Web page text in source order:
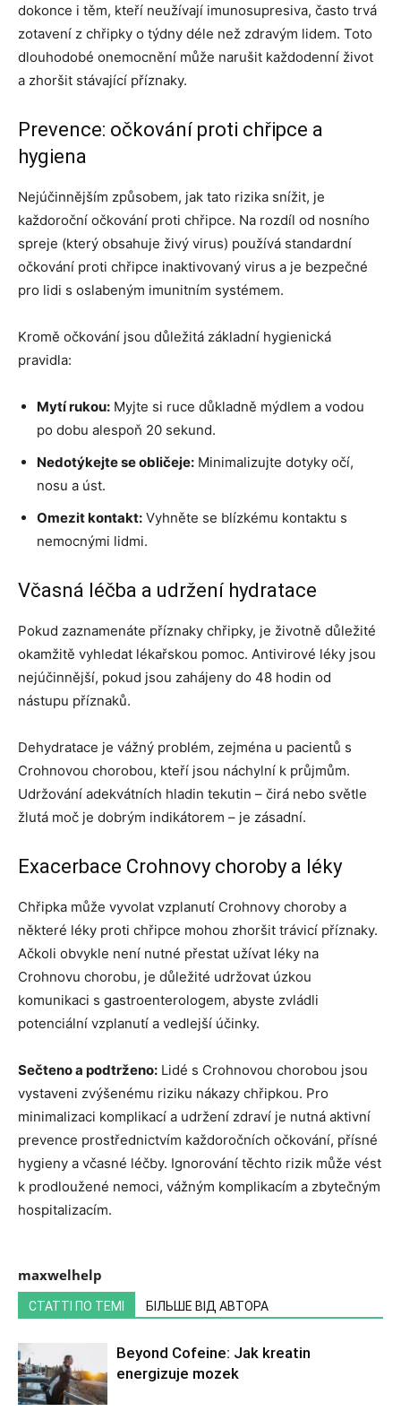
dokonce i těm, kteří neužívají imunosupresiva, často trvá
zotavení z chřipky o týdny déle než zdravým lidem. Toto
dlouhodobé onemocnění může narušit každodenní život
a zhoršit stávající příznaky.
Prevence: očkování proti chřipce a
hygiena
Nejúčinnějším způsobem, jak tato rizika snížit, je
každoroční očkování proti chřipce. Na rozdíl od nosního
spreje (který obsahuje živý virus) používá standardní
očkování proti chřipce inaktivovaný virus a je bezpečné
pro lidi s oslabeným imunitním systémem.
Kromě očkování jsou důležitá základní hygienická
pravidla:
Mytí rukou: Myjte si ruce důkladně mýdlem a vodou
po dobu alespoň 20 sekund.
Nedotýkejte se obličeje: Minimalizujte dotyky očí,
nosu a úst.
Omezit kontakt: Vyhněte se blízkému kontaktu s
nemocnými lidmi.
Včasná léčba a udržení hydratace
Pokud zaznamenáte příznaky chřipky, je životně důležité
okamžitě vyhledat lékařskou pomoc. Antivirové léky jsou
nejúčinnější, pokud jsou zahájeny do 48 hodin od
nástupu příznaků.
Dehydratace je vážný problém, zejména u pacientů s
Crohnovou chorobou, kteří jsou náchylní k průjmům.
Udržování adekvátních hladin tekutin – čirá nebo světle
žlutá moč je dobrým indikátorem – je zásadní.
Exacerbace Crohnovy choroby a léky
Chřipka může vyvolat vzplanutí Crohnovy choroby a
některé léky proti chřipce mohou zhoršit trávicí příznaky.
Ačkoli obvykle není nutné přestat užívat léky na
Crohnovu chorobu, je důležité udržovat úzkou
komunikaci s gastroenterologem, abyste zvládli
potenciální vzplanutí a vedlejší účinky.
Sečteno a podtrženo: Lidé s Crohnovou chorobou jsou
vystaveni zvýšenému riziku nákazy chřipkou. Pro
minimalizaci komplikací a udržení zdraví je nutná aktivní
prevence prostřednictvím každoročních očkování, přísné
hygieny a včasné léčby. Ignorování těchto rizik může vést
k prodloužené nemoci, vážným komplikacím a zbytečným
hospitalizacím.
maxwelhelp
СТАТТІ ПО ТЕМІ БІЛЬШЕ ВІД АВТОРА
Beyond Cofeine: Jak kreatin
energizuje mozek